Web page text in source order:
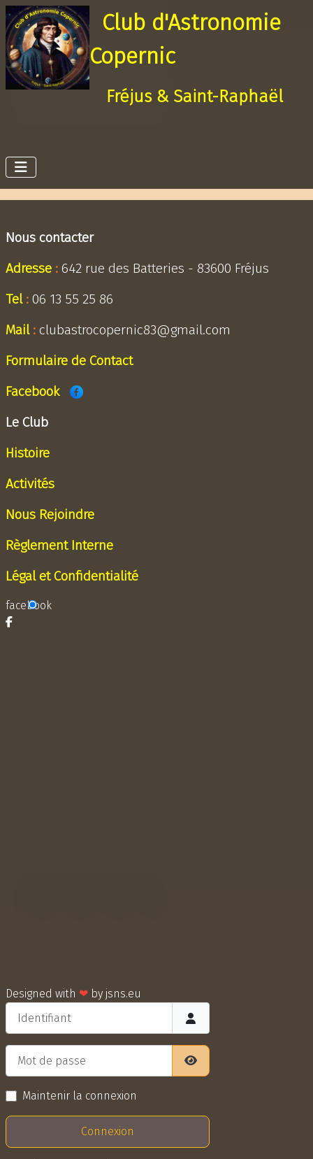
Club d'Astronomie
Copernic
Fréjus & Saint-Raphaël
Nous contacter
Adresse : 642 rue des Batteries - 83600 Fréjus
Tel: 06 13 55 25 86
Mail: clubastrocopernic83@gmail.com
Formulaire de Contact
Facebook
Le Club
Histoire
Activités
Nous Rejoindre
Règlement Interne
Légal et Confidentialité
facebook
Designed with ❤ by jsns.eu
Identifiant
Mot de passe
Afficher le mot de
Maintenir la connexion
Connexion